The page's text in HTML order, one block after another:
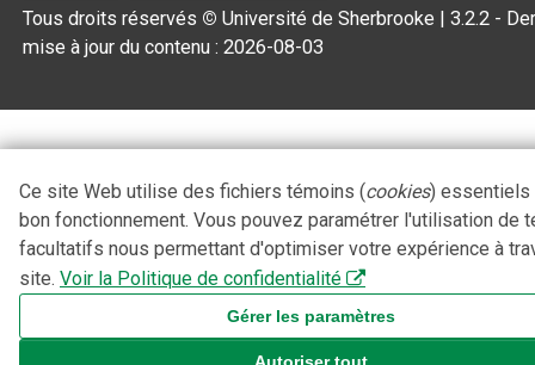
Tous droits réservés © Université de Sherbrooke |3.2.2 -
mise à jour du contenu :2026-08-03
Ce site Web utilise des fichiers témoins (cookies) essentiels
bon fonctionnement. Vous pouvez paramétrer l'utilisation de
facultatifs nous permettant d'optimiser votre expérience à
site. Voir la Politique de confidentialité
Gérer les paramètres